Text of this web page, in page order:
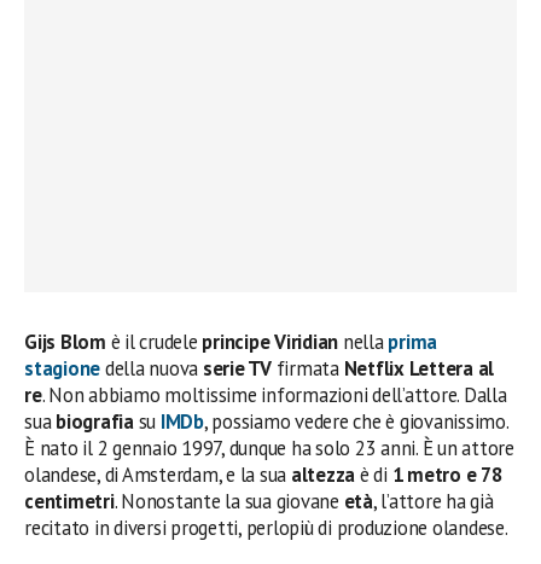
Gijs Blom è il crudele principe Viridian nellaprima
stagionedella nuova serie TVfirmata Netflix Lettera al
re. Non abbiamo moltissime informazioni dell’attore. Dalla
suabiografiasu IMDb, possiamo vedere che è giovanissimo.
È nato il 2 gennaio 1997, dunque ha solo 23 anni. È un attore
olandese, di Amsterdam, e la sua altezzaè di 1 metro e 78
centimetri. Nonostante la sua giovane età, l’attore ha già
recitato in diversi progetti, perlopiù di produzione olandese.